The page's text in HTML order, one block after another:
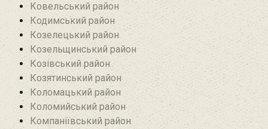
Ковельський район
Кодимський район
Козелецький район
Козельщинський район
Козівський район
Козятинський район
Коломацький район
Коломийський район
Компаніївський район